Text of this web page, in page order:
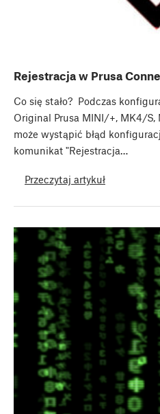
Rejestracja w Prusa
Co się stało? Podczas
Original Prusa MINI/+, MK4/S,
może wystąpić błąd
komunikat "Rejestracja…
Przeczytaj artykuł